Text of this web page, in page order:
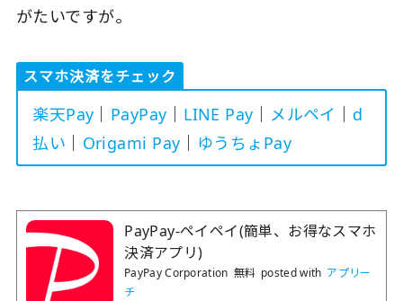
がたいですが。
スマホ決済をチェック
楽天Pay PayPay LINE Pay メルペイ
d
払い
Origami Pay ゆうちょPay
PayPay-ペイペイ(簡単、お得なスマホ
決済アプリ)
PayPay Corporation 無料 posted with アプリー
チ